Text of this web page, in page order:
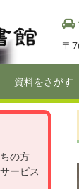
〒
資料をさがす
の方
ービス